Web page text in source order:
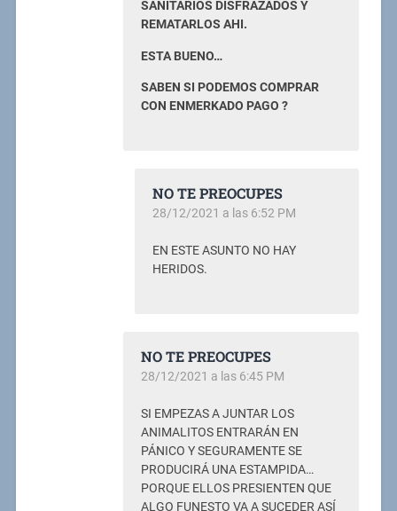
SANITARIOS DISFRAZADOS Y
REMATARLOS AHI.
ESTA BUENO…
SABEN SI PODEMOS COMPRAR
CON ENMERKADO PAGO ?
NO TE PREOCUPES
28/12/2021 a las 6:52 PM
EN ESTE ASUNTO NO HAY
HERIDOS.
NO TE PREOCUPES
28/12/2021 a las 6:45 PM
SI EMPEZAS A JUNTAR LOS
ANIMALITOS ENTRARÁN EN
PÁNICO Y SEGURAMENTE SE
PRODUCIRÁ UNA ESTAMPIDA…
PORQUE ELLOS PRESIENTEN QUE
ALGO FUNESTO VA A SUCEDER ASÍ